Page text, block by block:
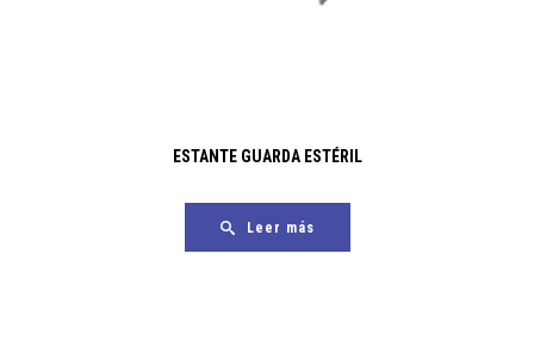
ESTANTE GUARDA ESTÉRIL
Leer más